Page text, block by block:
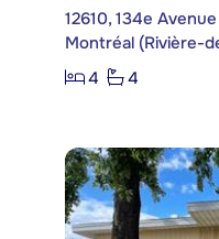
12610, 134e Avenue
4
4